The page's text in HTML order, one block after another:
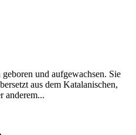
und aufgewachsen. Sie
aus dem Katalanischen,
anderem...